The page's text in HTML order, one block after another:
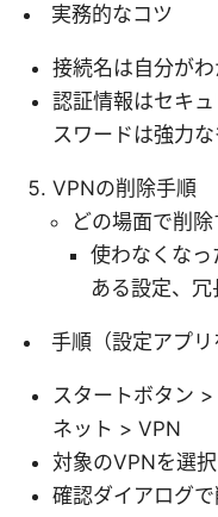
実務的なコツ
接続名は自分が
認証情報はセキ
スワードは強力
VPNの削除手順
どの場面で削
使わなくな
ある設定、冗
手順（設定アプリ
スタートボタン
ネット > VPN
対象のVPNを選
確認ダイアログ